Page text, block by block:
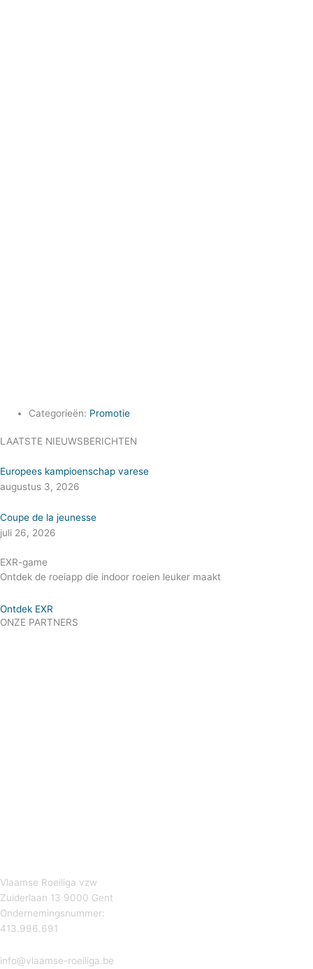
Categorieën: Promotie
LAATSTE NIEUWSBERICHTEN
Europees kampioenschap varese
augustus 3, 2026
Coupe de la jeunesse
juli 26, 2026
EXR-game
Ontdek de roeiapp die indoor roeien leuker maakt
Ontdek EXR
ONZE PARTNERS
Vlaamse Roeiliga vzw
Zuiderlaan 13 9000 Gent
Ondernemingsnummer:
413.996.691
info@vlaamse-roeiliga.be